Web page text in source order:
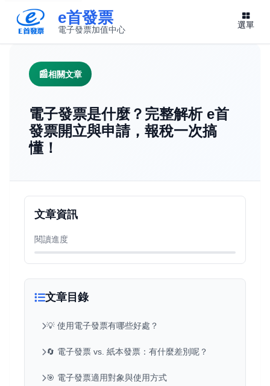
e首發票
電子發票加值中心 選單
相關文章
電子發票是什麼？完整解析 e首
發票開立與申請，報稅一次搞
懂！
文章目錄
💡 使用電子發票有哪些好處？
🔄 電子發票 vs. 紙本發票：有什麼差別呢？
🎯 電子發票適用對象與使用方式
文章資訊
閱讀進度